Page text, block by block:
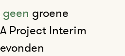
geen groene
Project Interim